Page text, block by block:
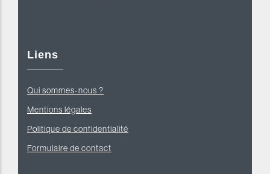
Liens
Qui sommes-nous ?
Mentions légales
Politique de confidentialité
Formulaire de contact